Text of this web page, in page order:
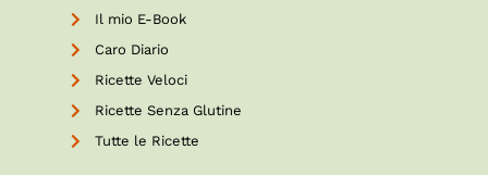
Il mio E-Book
Caro Diario
Ricette Veloci
Ricette Senza Glutine
Tutte le Ricette